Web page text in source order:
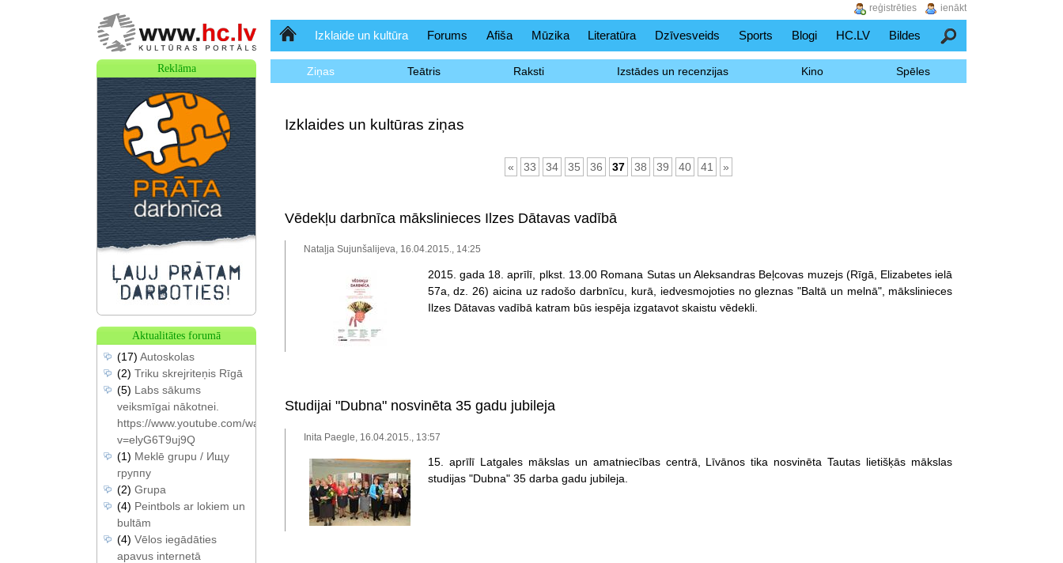
SākumlapaIzklaide un kultūra Forums Afiša Mūzika Literatūra Dzīvesveids Sports Blogi HC.LV Bildes Meklēšana
Ziņas Teātris Raksti Izstādes un recenzijas Kino Spēles
Izklaides un kultūras ziņas
« 33 34 35 36 37 38 39 40 41 »
Vēdekļu darbnīca mākslinieces Ilzes Dātavas vadībā
Nataļja Sujunšalijeva, 16.04.2015., 14:25
2015. gada 18. aprīlī, plkst. 13.00 Romana Sutas un Aleksandras Beļcovas muzejs (Rīgā, Elizabetes ielā
57a, dz. 26) aicina uz radošo darbnīcu, kurā, iedvesmojoties no gleznas "Baltā un melnā", mākslinieces
Ilzes Dātavas vadībā katram būs iespēja izgatavot skaistu vēdekli.
Studijai "Dubna" nosvinēta 35 gadu jubileja
Inita Paegle, 16.04.2015., 13:57
15. aprīlī Latgales mākslas un amatniecības centrā, Līvānos tika nosvinēta Tautas lietišķās mākslas
studijas "Dubna" 35 darba gadu jubileja.
Reklāma
Aktualitātes forumā
(17) Autoskolas
(2) Triku skrejriteņis Rīgā
(5) Labs sākums
veiksmīgai nākotnei.
https://www.youtube.com/watch?
v=elyG6T9uj9Q
(1) Meklē grupu / Ищу
группу
(2) Grupa
(4) Peintbols ar lokiem un
bultām
(4) Vēlos iegādāties
apavus internetā
ienākt
reģistrēties